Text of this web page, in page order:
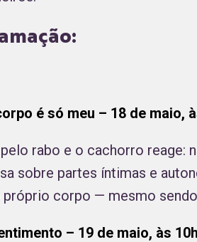
é só meu – 18 de maio,
rabo e o cachorro reage:
sobre partes íntimas e
próprio corpo — mesmo
– 19 de maio, às